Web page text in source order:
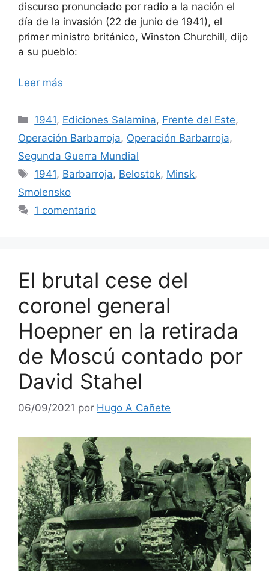
discurso pronunciado por radio a la nación el
día de la invasión (22 de junio de 1941), el
primer ministro británico, Winston Churchill, dijo
a su pueblo:
Leer más
Categorías
1941, Ediciones Salamina, Frente del Este,
Operación Barbarroja, Operación Barbarroja,
Segunda Guerra Mundial
Etiquetas
1941, Barbarroja, Belostok, Minsk,
Smolensko
1 comentario
El brutal cese del
coronel general
Hoepner en la retirada
de Moscú contado por
David Stahel
06/09/2021 por Hugo A Cañete